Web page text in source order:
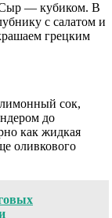
Сыр — кубиком. В
с салатом и
грецким
сок,
до
как жидкая
оливкового